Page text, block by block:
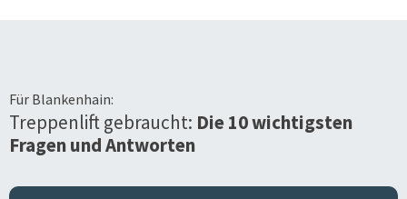
Für Blankenhain:
Treppenlift gebraucht: Die 10 wichtigsten
Fragen und Antworten